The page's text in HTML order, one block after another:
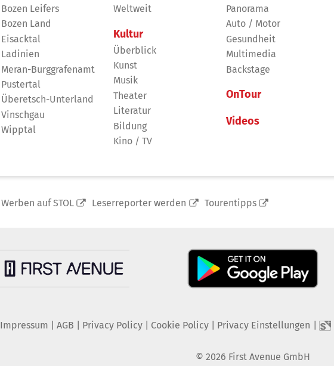
Bozen Leifers
Bozen Land
Eisacktal
Ladinien
Meran-Burggrafenamt
Pustertal
Überetsch-Unterland
Vinschgau
Wipptal
Weltweit
Kultur
Überblick
Kunst
Musik
Theater
Literatur
Bildung
Kino / TV
Panorama
Auto / Motor
Gesundheit
Multimedia
Backstage
OnTour
Videos
Werben auf STOL Leserreporter werden Tourentipps
Impressum AGB Privacy Policy| Cookie Policy| Privacy Einstellungen
© 2026 First Avenue GmbH